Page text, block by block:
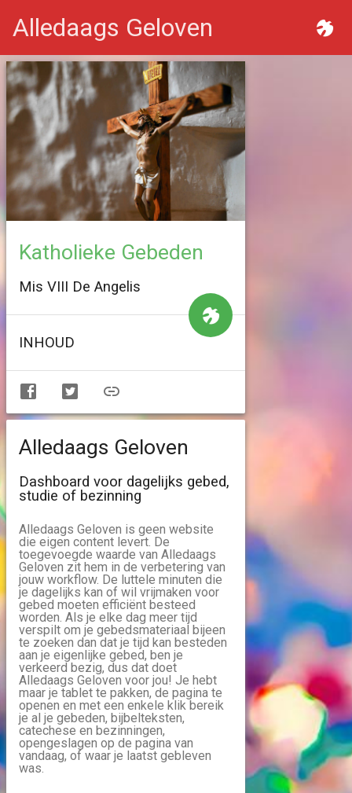
Alledaags Geloven
Katholieke Gebeden
Mis VIII De Angelis
INHOUD
Alledaags Geloven
Dashboard voor dagelijks gebed,
studie of bezinning
Alledaags Geloven is geen website
die eigen content levert. De
toegevoegde waarde van Alledaags
Geloven zit hem in de verbetering van
jouw workflow. De luttele minuten die
je dagelijks kan of wil vrijmaken voor
gebed moeten efficiënt besteed
worden. Als je elke dag meer tijd
verspilt om je gebedsmateriaal bijeen
te zoeken dan dat je tijd kan besteden
aan je eigenlijke gebed, ben je
verkeerd bezig, dus dat doet
Alledaags Geloven voor jou! Je hebt
maar je tablet te pakken, de pagina te
openen en met een enkele klik bereik
je al je gebeden, bijbelteksten,
catechese en bezinningen,
opengeslagen op de pagina van
vandaag, of waar je laatst gebleven
was.